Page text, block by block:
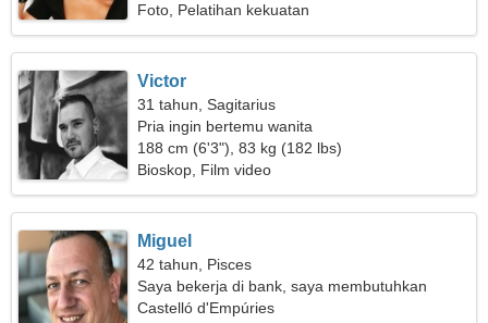
Foto, Pelatihan kekuatan
Victor
31 tahun, Sagitarius
Pria ingin bertemu wanita
188 cm (6'3"), 83 kg (182 lbs)
Bioskop, Film video
Miguel
42 tahun, Pisces
Saya bekerja di bank, saya membutuhkan
wanita yang ceria
Castelló d'Empúries